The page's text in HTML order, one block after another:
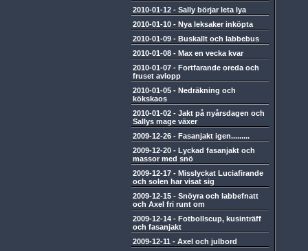
2010-01-12 - Sally börjar leta lya
2010-01-10 - Nya leksaker inköpta
2010-01-09 - Buskallt och labbebus
2010-01-08 - Max en vecka kvar
2010-01-07 - Fortfarande oreda och
fruset avlopp
2010-01-05 - Nedräkning och
kökskaos
2010-01-02 - Jakt på nyårsdagen och
Sallys mage växer
2009-12-26 - Fasanjakt igen.........
2009-12-20 - Lyckad fasanjakt och
massor med snö
2009-12-17 - Misslyckat Luciafirande
och solen har visat sig
2009-12-15 - Snöyra och labbefnatt
och Axel fri runt om
2009-12-14 - Fotbollscup, kusinträff
och fasanjakt
2009-12-11 - Axel och julbord